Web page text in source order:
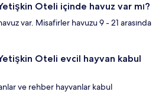
Oteli içinde havuz var mı?
var. Misafirler havuzu 9 - 21 arasında
Oteli evcil hayvan kabul
ve rehber hayvanlar kabul